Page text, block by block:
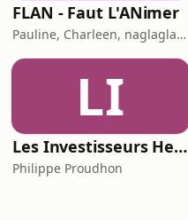
FLAN - Faut L'ANimer
Pauline, Charleen, naglaglasson, Élabète
LI
Les Investisseurs Heureux : le podcast sans langue de bois
Philippe Proudhon